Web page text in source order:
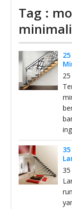
Tag :